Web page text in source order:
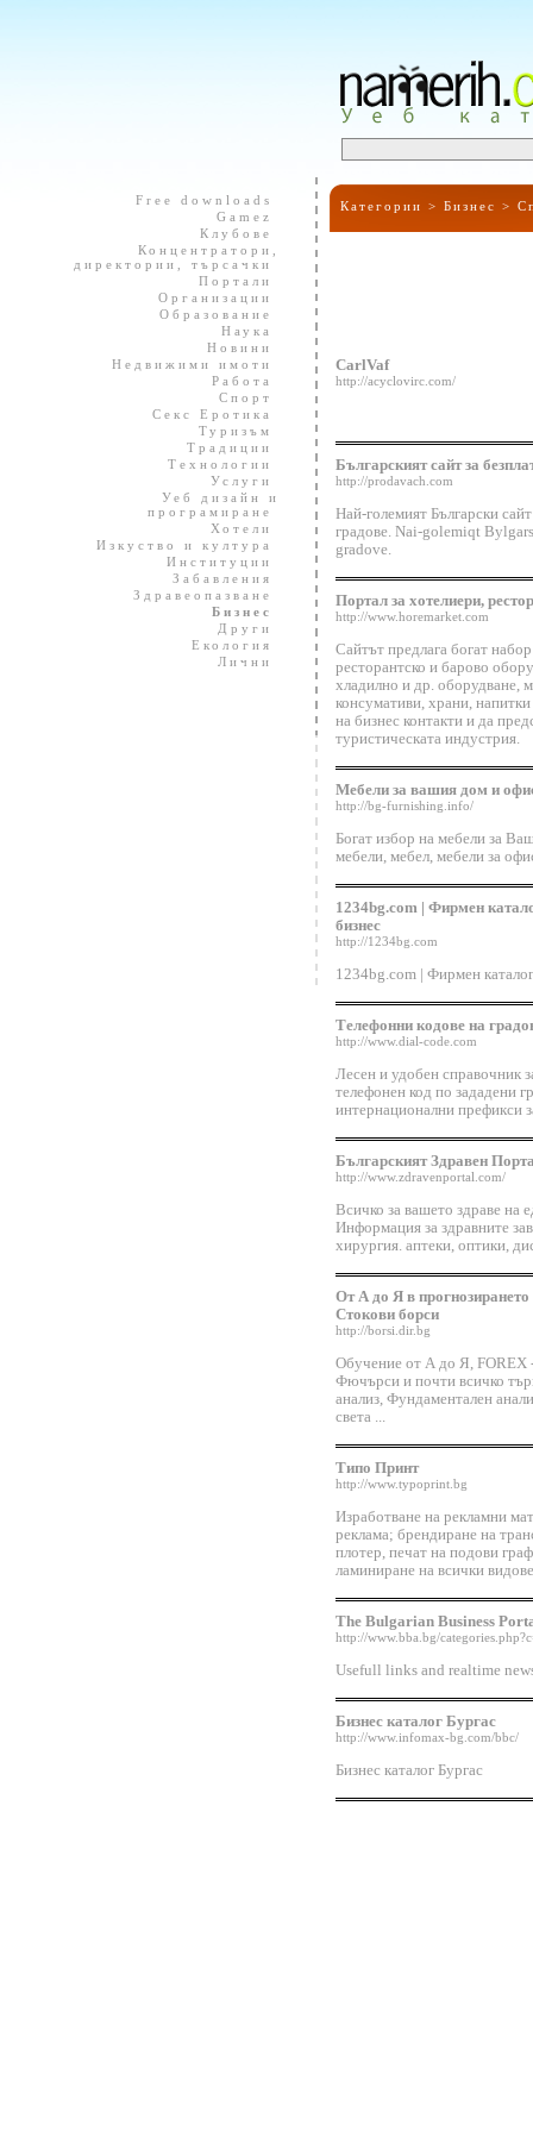
Free downloads
Gamez
Клубове
Концентратори,
директории, търсачки
Портали
Организации
Образование
Наука
Новини
Недвижими имоти
Работа
Спорт
Секс Еротика
Туризъм
Традиции
Технологии
Услуги
Уеб дизайн и
програмиране
Хотели
Изкуство и култура
Институции
Забавления
Здравеопазване
Бизнес
Други
Екология
Лични
Категории >Бизнес >
CarlVaf
http://acyclovirc.com/
Българският сайт за
http://prodavach.com
Най-големият Български
градове. Nai-golemiqt
gradove.
Портал за хотелиери,
http://www.horemarket.com
Сайтът предлага богат
ресторантско и барово
хладилно и др. оборудване,
консумативи, храни,
на бизнес контакти и да
туристическата индустрия.
Мебели за вашия дом и
http://bg-furnishing.info/
Богат избор на мебели за
мебели, мебел, мебели за
1234bg.com | Фирмен
бизнес
http://1234bg.com
1234bg.com | Фирмен
Телефонни кодове на
http://www.dial-code.com
Лесен и удобен справочник
телефонен код по зададени
интернационални префикси
Българският Здравен
http://www.zdravenportal.com/
Всичко за вашето здраве на
Информация за здравните
хирургия. аптеки, оптики,
От А до Я в
Стокови борси
http://borsi.dir.bg
Обучение от А до Я, FOREX
Фючърси и почти всичко
анализ, Фундаментален
света ...
Типо Принт
http://www.typoprint.bg
Изработване на рекламни
реклама; брендиране на
плотер, печат на подови
ламиниране на всички
The Bulgarian Business
http://www.bba.bg/
Usefull links and realtime
Бизнес каталог Бургас
http://www.infomax-bg.com/bbc/
Бизнес каталог Бургас